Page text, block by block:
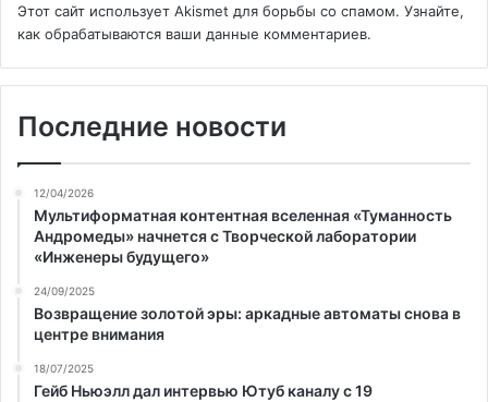
Этот сайт использует Akismet для борьбы со спамом. Узнайте,
как обрабатываются ваши данные комментариев.
Последние новости
12/04/2026
Мультиформатная контентная вселенная «Туманность
Андромеды» начнется с Творческой лаборатории
«Инженеры будущего»
24/09/2025
Возвращение золотой эры: аркадные автоматы снова в
центре внимания
18/07/2025
Гейб Ньюэлл дал интервью Ютуб каналу с 19